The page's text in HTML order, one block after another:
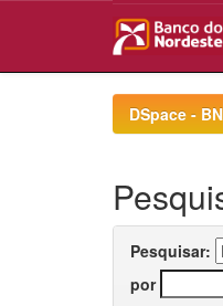
DSpace -
Pesquisar:
por